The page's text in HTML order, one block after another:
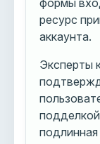
формы
ресурс
аккаунта.
Эксперты
подлинная